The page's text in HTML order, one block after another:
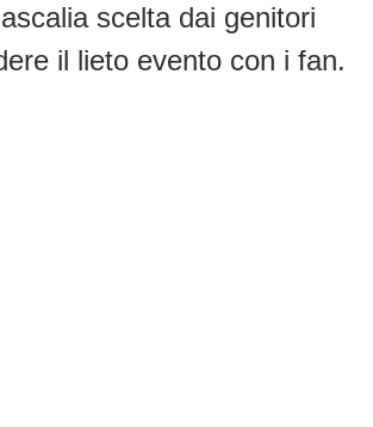
scelta dai genitori
il lieto evento con i fan.